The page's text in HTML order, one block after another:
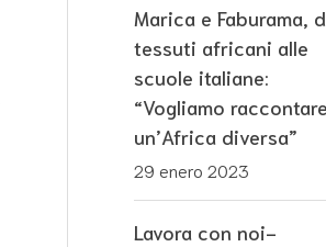
Marica e Faburama,
tessuti africani alle
scuole italiane:
“Vogliamo raccontare
un’Africa diversa”
29 enero 2023
Lavora con noi-